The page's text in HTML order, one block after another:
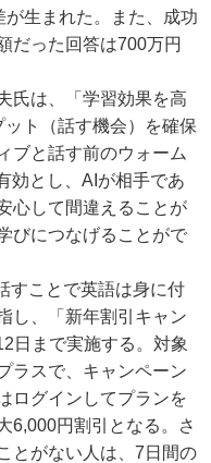
生まれた。また、成功
だった回答は700万円
氏は、「学習効果を高
ト（話す機会）を確保
ブと話す前のウォーム
効とし、AIが相手であ
心して間違えることが
びにつなげることがで
すことで英語は身に付
し、「新年割引キャン
日まで実施する。対象
ラスで、キャンペーン
ログインしてプランを
6,000円割引となる。さ
とがない人は、7日間の